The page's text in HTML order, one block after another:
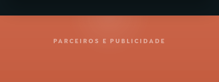
PARCEIROS E PUBLICIDADE